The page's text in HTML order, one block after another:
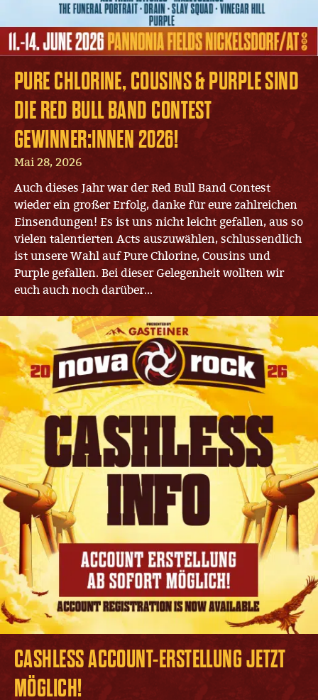
PURE CHLORINE, COUSINS & PURPLE SIND
DIE RED BULL BAND CONTEST
GEWINNER:INNEN 2026!
Mai 28, 2026
Auch dieses Jahr war der Red Bull Band Contest
wieder ein großer Erfolg, danke für eure zahlreichen
Einsendungen! Es ist uns nicht leicht gefallen, aus so
vielen talentierten Acts auszuwählen, schlussendlich
ist unsere Wahl auf Pure Chlorine, Cousins und
Purple gefallen. Bei dieser Gelegenheit wollten wir
euch auch noch darüber...
CASHLESS ACCOUNT-ERSTELLUNG JETZT
MÖGLICH!